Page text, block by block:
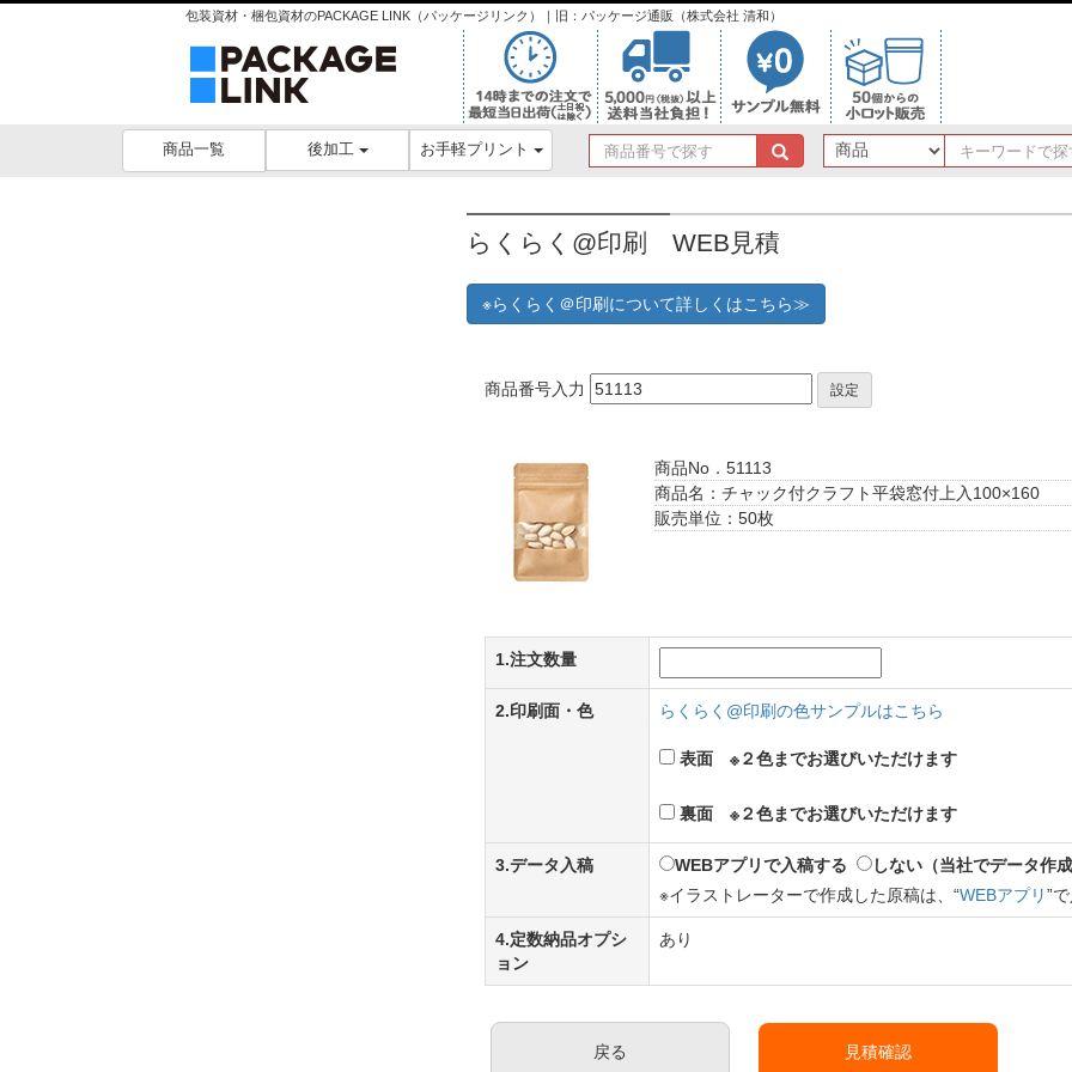
包装資材・梱包資材のPACKAGE LINK（パッケージリンク）｜旧：パッケージ通販（株式会社 清和）
商品一覧 後加工 お手軽プリント
商
品
号
で
す
らくらく@印刷 WEB見積
※らくらく＠印刷について詳しくはこちら≫
商品番号入力 設定
商品No．51113
商品名：チャック付クラフト平袋窓付上入100×160
販売単位：50枚
1.注文数量
2.印刷面・色 らくらく@印刷の色サンプルはこちら
表面 ※２色までお選びいただけます
裏面 ※２色までお選びいただけます
3.データ入稿 WEBアプリで入稿する
しない（当社でデータ作成
※イラストレーターで作成した原稿は、“WEBアプリ”
4.定数納品オプシ
ョン
あり
戻る 見積確認